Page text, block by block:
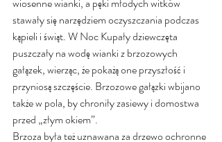
stawały się narzędziem oczyszczania podczas
kąpieli i świąt. W Noc Kupały dziewczęta
puszczały na wodę wianki z brzozowych
gałązek, wierząc, że pokażą one przyszłość i
przyniosą szczęście. Brzozowe gałązki wbijano
także w pola, by chroniły zasiewy i domostwa
przed „złym okiem”.
Brzoza była też uznawana za drzewo ochronne